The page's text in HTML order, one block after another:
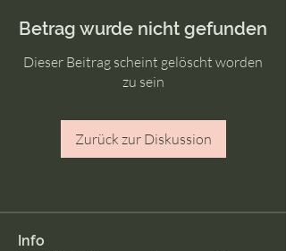
Betrag wurde nicht gefunden
Dieser Beitrag scheint gelöscht worden
zu sein
Zurück zur Diskussion
Info